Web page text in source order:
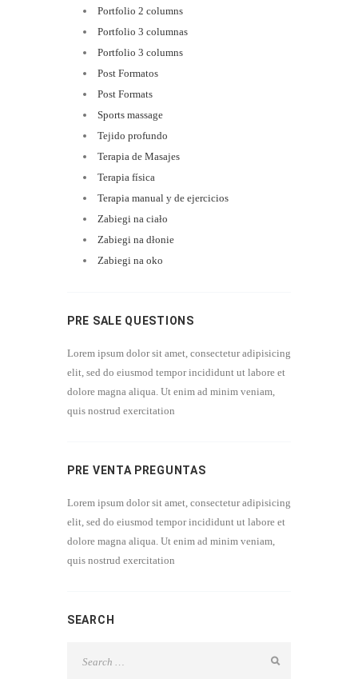
Portfolio 2 columns
Portfolio 3 columnas
Portfolio 3 columns
Post Formatos
Post Formats
Sports massage
Tejido profundo
Terapia de Masajes
Terapia física
Terapia manual y de ejercicios
Zabiegi na ciało
Zabiegi na dłonie
Zabiegi na oko
PRE SALE QUESTIONS
Lorem ipsum dolor sit amet, consectetur adipisicing
elit, sed do eiusmod tempor incididunt ut labore et
dolore magna aliqua. Ut enim ad minim veniam,
quis nostrud exercitation
PRE VENTA PREGUNTAS
Lorem ipsum dolor sit amet, consectetur adipisicing
elit, sed do eiusmod tempor incididunt ut labore et
dolore magna aliqua. Ut enim ad minim veniam,
quis nostrud exercitation
SEARCH